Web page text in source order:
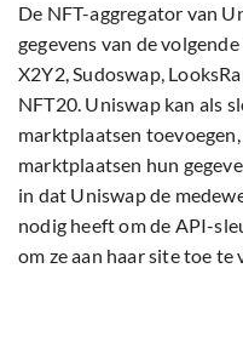
De NFT-aggregator van
gegevens van de
X2Y2, Sudoswap,
NFT20. Uniswap kan als
marktplaatsen
marktplaatsen hun
in dat Uniswap de
nodig heeft om de API-
om ze aan haar site toe te